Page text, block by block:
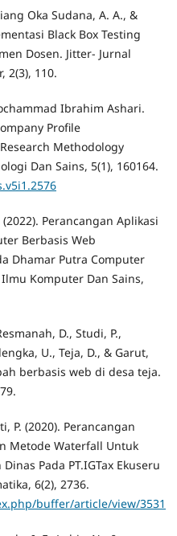
Oka Sudana, A. A., &
Black Box Testing
Dosen. Jitter- Jurnal
2(3), 110.
Ibrahim Ashari.
Profile
Methodology
Dan Sains, 5(1), 160164.
Perancangan Aplikasi
Berbasis Web
Dhamar Putra Computer
Komputer Dan Sains,
D., Studi, P.,
U., Teja, D., & Garut,
berbasis web di desa teja.
P. (2020). Perancangan
Metode Waterfall Untuk
Pada PT.IGTax Ekuseru
6(2), 2736.
buffer/article/view/3531